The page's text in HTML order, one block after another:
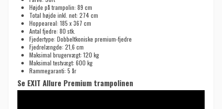
Højde på trampolin: 89 cm
Total højde inkl. net: 274 cm
Hoppeareal: 185 x 367 cm
Antal fjedre: 80 stk.
Fjedertype: Dobbeltkoniske premium-fjedre
Fjedrelængde: 21,6 cm
Maksimal brugervægt: 120 kg
Maksimal testvægt: 600 kg
Rammegaranti: 5 år
Se EXIT Allure Premium trampolinen